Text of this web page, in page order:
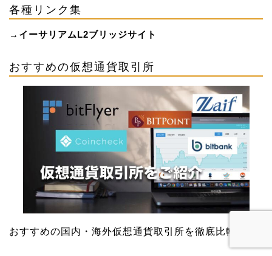
各種リンク集
→ イーサリアムL2ブリッジサイト
おすすめの仮想通貨取引所
おすすめの国内・海外仮想通貨取引所を徹底比較！！